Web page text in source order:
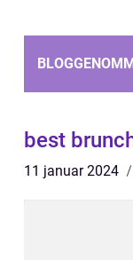
best
11 januar 2024